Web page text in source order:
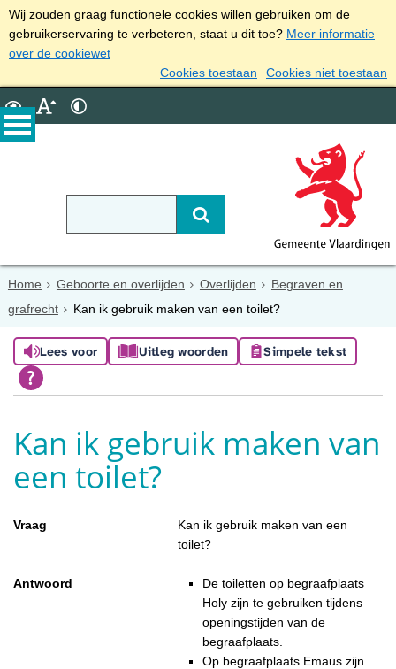
Wij zouden graag functionele cookies willen gebruiken om de
gebruikerservaring te verbeteren, staat u dit toe? Meer informatie
over de cookiewet
Cookies toestaan
Cookies niet toestaan
Home Geboorte en overlijden Overlijden
Begraven en
grafrecht
Kan ik gebruik maken van een toilet?
Lees voor Uitleg woorden Simpele tekst
Kan ik gebruik maken van
een toilet?
Vraag
Kan ik gebruik maken van een
toilet?
Antwoord
De toiletten op begraafplaats
Holy zijn te gebruiken tijdens
openingstijden van de
begraafplaats.
Op begraafplaats Emaus zijn